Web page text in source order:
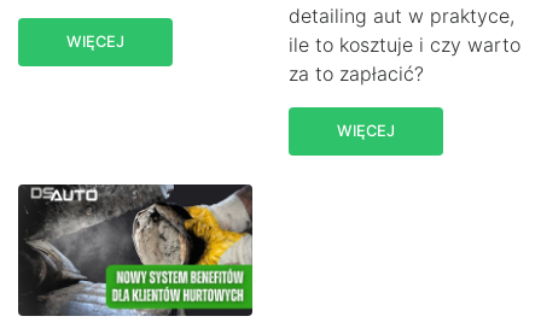
WIĘCEJ
detailing aut w praktyce,
ile to kosztuje i czy warto
za to zapłacić?
WIĘCEJ